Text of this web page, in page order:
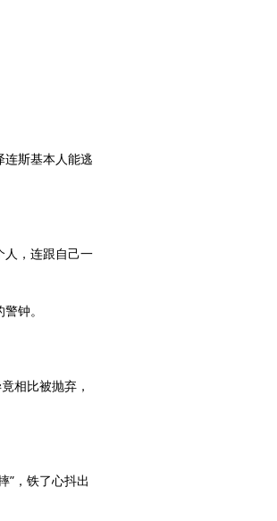
斯基本人能逃
人，连跟自己一
钟。
相比被抛弃，
”，铁了心抖出